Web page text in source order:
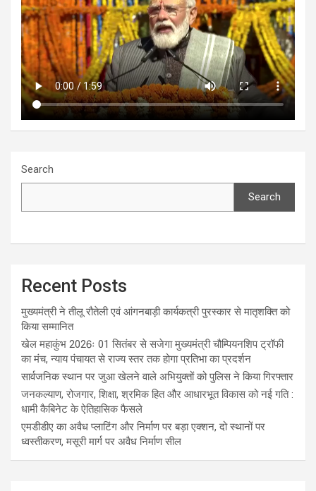
Search
Search
Recent Posts
मुख्यमंत्री ने तीलू रौतेली एवं आंगनबाड़ी कार्यकत्री पुरस्कार से मातृशक्ति को
किया सम्मानित
खेल महाकुंभ 2026ः 01 सितंबर से सजेगा मुख्यमंत्री चौम्पियनशिप ट्रॉफी
का मंच, न्याय पंचायत से राज्य स्तर तक होगा प्रतिभा का प्रदर्शन
सार्वजनिक स्थान पर जुआ खेलने वाले अभियुक्तों को पुलिस ने किया गिरफ्तार
जनकल्याण, रोजगार, शिक्षा, श्रमिक हित और आधारभूत विकास को नई गति :
धामी कैबिनेट के ऐतिहासिक फैसले
एमडीडीए का अवैध प्लाटिंग और निर्माण पर बड़ा एक्शन, दो स्थानों पर
ध्वस्तीकरण, मसूरी मार्ग पर अवैध निर्माण सील